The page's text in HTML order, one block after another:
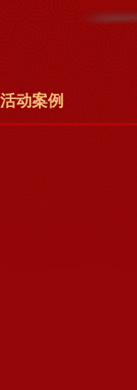
活动案例